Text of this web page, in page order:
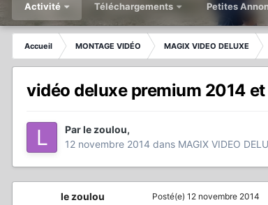
Activité Téléchargements Petites
Accueil MONTAGE VIDÉO MAGIX VIDEO DELUXE
vidéo deluxe premium 2014
Parle zoulou,
12 novembre 2014 dans MAGIX VIDEO
le zoulou Posté(e) 12 novembre 2014